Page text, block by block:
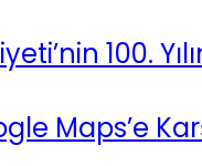
100.
Maps’e